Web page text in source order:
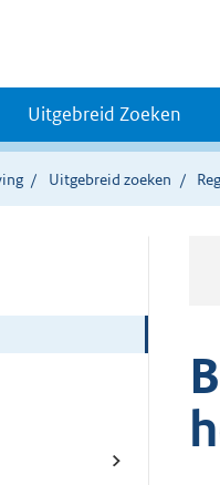
Uitgebreid Zoeken
Uitgebreid zoeken